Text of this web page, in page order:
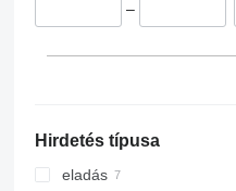
Egyesült Királyság
–
Hirdetés típusa
eladás